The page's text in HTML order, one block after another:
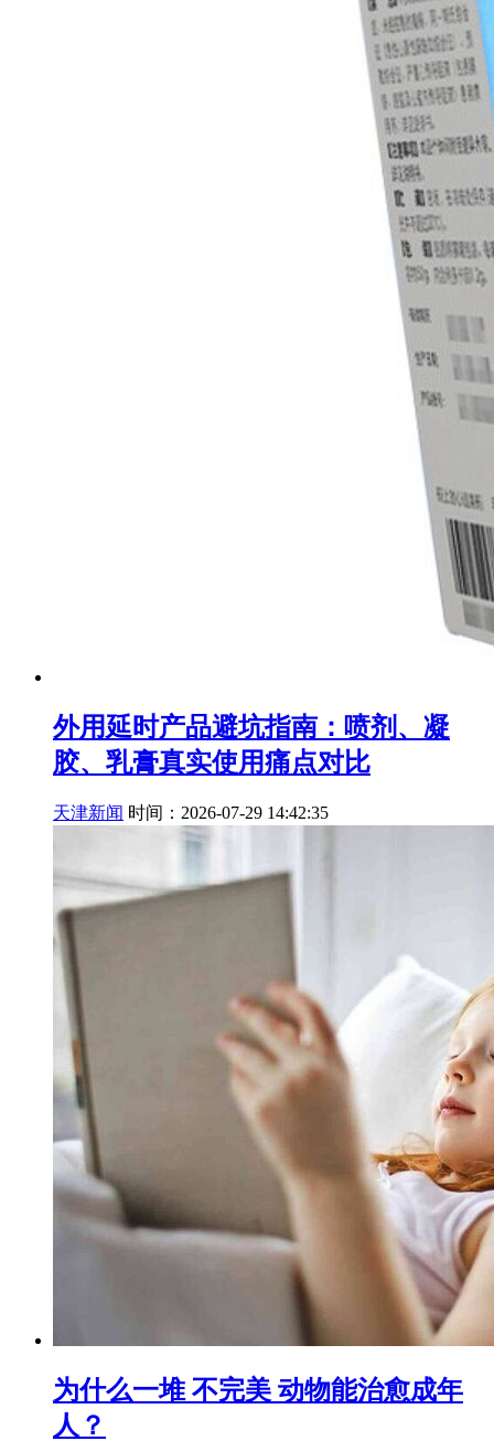
外用延时产品避坑指南：喷剂、凝
胶、乳膏真实使用痛点对比
天津新闻 时间：2026-07-29 14:42:35
为什么一堆 不完美 动物能治愈成年
人？